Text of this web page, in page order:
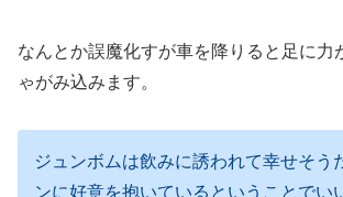
なんとか誤魔化すが車を降りると足に力
ゃがみ込みます。
ジュンボムは飲みに誘われて幸せそう
ンに好意を抱いているということでい